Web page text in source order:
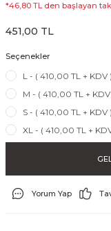
*46,80 TL den başlayan
451,00 TL
Seçenekler
L - ( 410,00 TL + KDV
M - ( 410,00 TL +
S - ( 410,00 TL + KDV
XL - ( 410,00 TL +
Yorum Yap